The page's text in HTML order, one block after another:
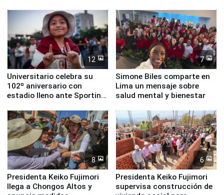
12
Universitario celebra su
102º aniversario con
estadio lleno ante Sporting
7
Simone Biles comparte en
Lima un mensaje sobre
salud mental y bienestar
8
Presidenta Keiko Fujimori
llega a Chongos Altos y
6
Presidenta Keiko Fujimori
supervisa construcción de